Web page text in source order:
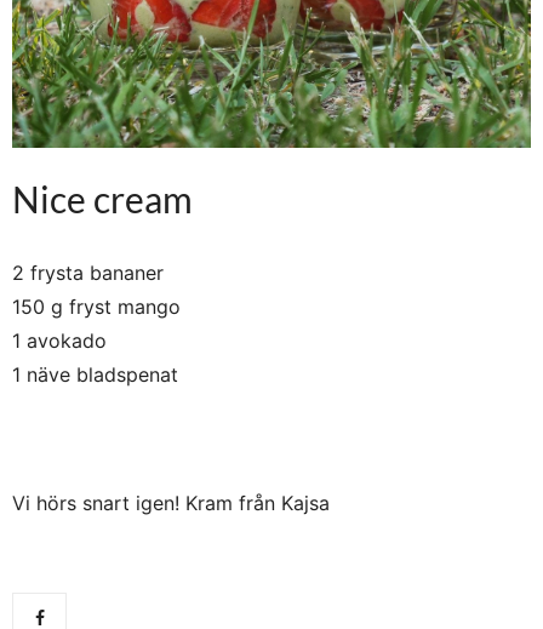
Nice cream
2 frysta bananer
150 g fryst mango
1 avokado
1 näve bladspenat
Vi hörs snart igen! Kram från Kajsa